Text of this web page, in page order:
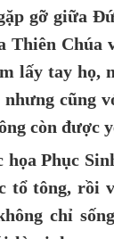
gỡ giữa
Thiên Chúa
lấy tay họ,
nhưng cũng
còn được
họa Phục
tổ tông, rồi
chỉ